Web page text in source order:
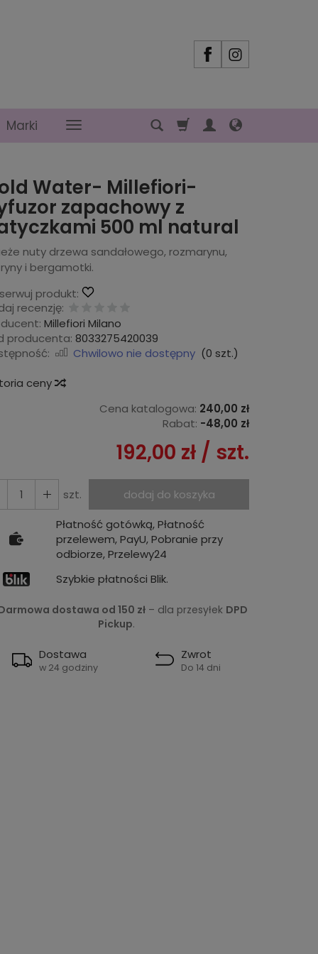
Marki
Water- Millefiori-
zapachowy z
500 ml natural
nuty drzewa sandałowego, rozmarynu,
i bergamotki.
produkt:
recenzję:
Millefiori Milano
producenta: 8033275420039
Chwilowo nie dostępny (0 szt.)
ceny
Cena katalogowa: 240,00 zł
Rabat: -48,00 zł
192,00 zł / szt.
szt.
dodaj do koszyka
Płatność gotówką, Płatność
przelewem, PayU, Pobranie przy
odbiorze, Przelewy24
Szybkie płatności Blik.
dostawa od 150 zł – dla przesyłek DPD
Pickup.
Dostawa
w 24 godziny
Zwrot
Do 14 dni